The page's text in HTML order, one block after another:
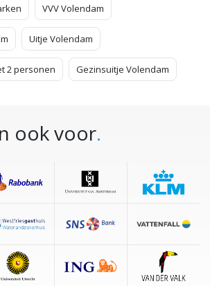
VVV Volendam
Uitje Volendam
2 personen Gezinsuitje Volendam
ook voor.